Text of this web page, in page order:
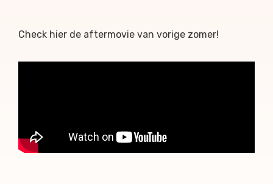
Check hier de aftermovie van vorige zomer!